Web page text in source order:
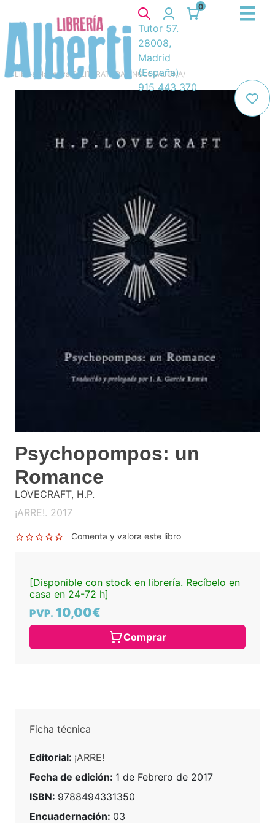
0
Tutor 57.
28008,
Madrid
(España)
915 443 370
Libros Narrativa/ 8. LITERATURA ANGLOSAJONA/
Psychopompos: un
Romance
LOVECRAFT, H.P.
¡ARRE!. 2017
Comenta y valora este libro
[Disponible con stock en librería. Recíbelo en
casa en 24-72 h]
PVP. 10,00€
Comprar
Ficha técnica
Editorial: ¡ARRE!
Fecha de edición: 1 de Febrero de 2017
ISBN: 9788494331350
Encuadernación: 03